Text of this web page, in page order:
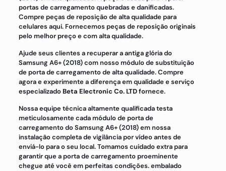
portas de carregamento quebradas e danificadas.
Compre peças de reposição de alta qualidade para
celulares aqui. Fornecemos peças de reposição originais
pelo melhor preço e com alta qualidade.
Ajude seus clientes a recuperar a antiga glória do
Samsung A6+ (2018) com nosso módulo de substituição
de porta de carregamento de alta qualidade. Compre
agora e experimente a diferença em qualidade e serviço
especializadoBeta Electronic Co. LTDfornece.
Nossa equipe técnica altamente qualificada testa
meticulosamente cada módulo de porta de
carregamento do Samsung A6+ (2018) em nossa
instalação completa de vigilância por vídeo antes de
enviá-lo para o seu local. Tomamos cuidado extra para
garantir que a porta de carregamento proeminente
chegue até você em perfeitas condições. embalado